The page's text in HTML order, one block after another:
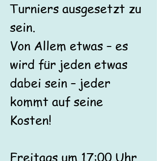
Turniers ausgesetzt zu
sein.
Von Allem etwas – es
wird für jeden etwas
dabei sein – jeder
kommt auf seine
Kosten!
Freitags um 17:00 Uhr